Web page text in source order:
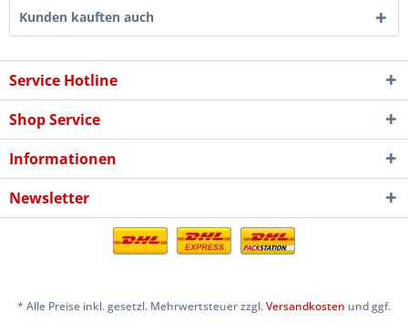
Kunden kauften auch
Service Hotline
Shop Service
Informationen
Newsletter
* Alle Preise inkl. gesetzl. Mehrwertsteuer zzgl.Versandkosten und ggf.